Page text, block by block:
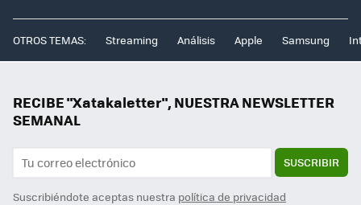
OTROS TEMAS: Streaming Análisis Apple Samsung
RECIBE "Xatakaletter", NUESTRA NEWSLETTER
SEMANAL
SUSCRIBIR
Suscribiéndote aceptas nuestra política de privacidad